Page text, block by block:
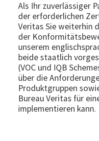
Als Ihr zuverlässiger
der erforderlichen
Veritas Sie weiterhin
der
unserem
beide staatlich
(VOC und IQB
über die
Produktgruppen
Bureau Veritas für
implementieren kann.